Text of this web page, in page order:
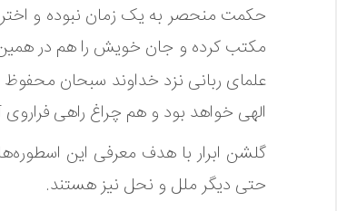
حکمت منحصر به یک زمان نبوده و
مکتب کرده و جان خویش را هم در
علمای ربانی نزد خداوند سبحان
الهی خواهد بود و هم چراغ راهی
گلشن ابرار با هدف معرفی این
حتی دیگر ملل و نحل نیز هستند.